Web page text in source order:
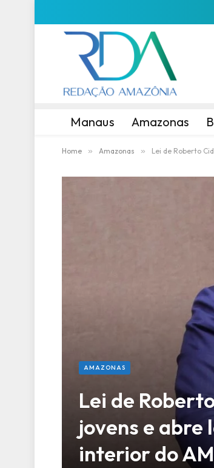
Manaus Amazonas
Home » Amazonas » Lei de Roberto
AMAZONAS
Lei de
jovens e abre
interior do AM